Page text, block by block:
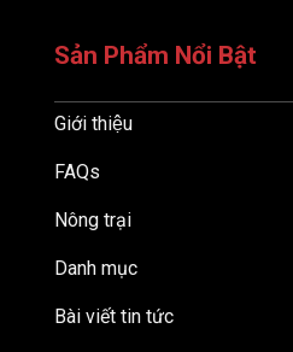
Sản Phẩm Nổi Bật
Giới thiệu
FAQs
Nông trại
Danh mục
Bài viết tin tức